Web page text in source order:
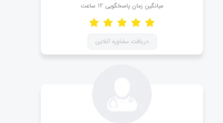
میانگین زمان پاسخگویی 12 ساعت
دریافت مشاوره آنلاین